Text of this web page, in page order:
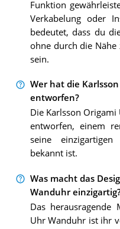
Funktion
Verkabelung oder
bedeutet, dass du
ohne durch die Nähe
sein.
Wer hat die
entworfen?
Die Karlsson
entworfen, einem
seine
bekannt ist.
Was macht das
Wanduhr
Das herausragende
Uhr Wanduhr ist ihr